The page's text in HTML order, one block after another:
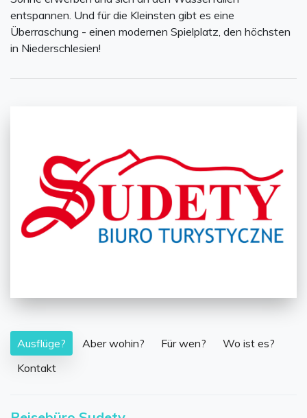
entspannen. Und für die Kleinsten gibt es eine
Überraschung - einen modernen Spielplatz, den höchsten
in Niederschlesien!
Ausflüge? Aber wohin? Für wen?
Wo ist es?
Kontakt